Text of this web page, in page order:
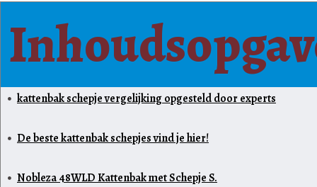
kattenbak schepje vergelijking opgesteld door experts
De beste kattenbak schepjes vind je hier!
Nobleza 48WLD Kattenbak met Schepje S.